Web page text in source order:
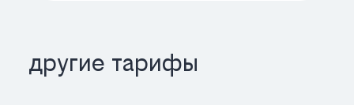
другие тарифы